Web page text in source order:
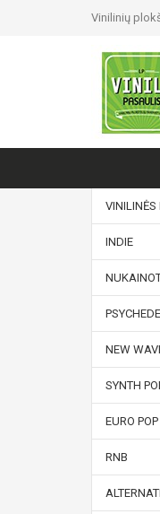
Vinilinių
VINILINĖS
INDIE
NEW
SYNTH
EURO POP
RNB